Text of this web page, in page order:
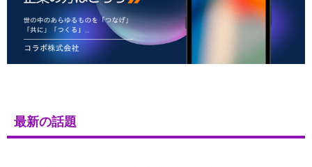
最新の話題